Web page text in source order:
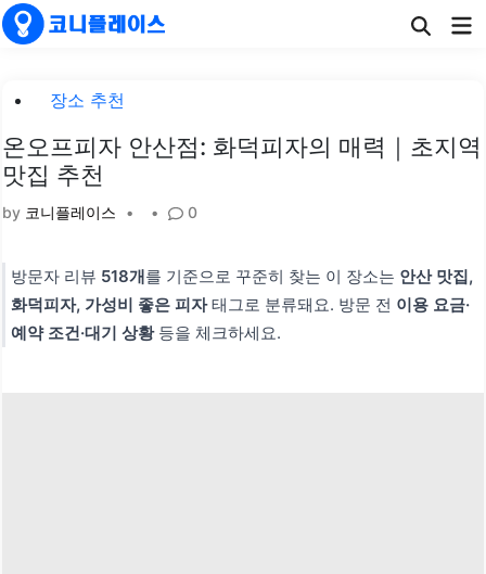
Skip
to
Posted장소 추천
온오프피자 안산점: 화덕피자의 매력｜초지역
맛집 추천
by 코니플레이스 • • 0
방문자 리뷰 518개를 기준으로 꾸준히 찾는 이 장소는 안산 맛집,
화덕피자, 가성비 좋은 피자태그로 분류돼요. 방문 전 이용 요금·
예약 조건·대기 상황등을 체크하세요.